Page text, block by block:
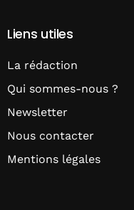
Liens utiles
La rédaction
Qui sommes-nous ?
Newsletter
Nous contacter
Mentions légales